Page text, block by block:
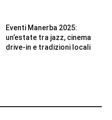
Eventi Manerba 2025:
un’estate tra jazz, cinema
drive-in e tradizioni locali